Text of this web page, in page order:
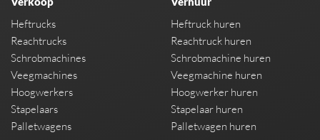
Heftrucks
Reachtrucks
Schrobmachines
Veegmachines
Hoogwerkers
Stapelaars
Palletwagens
Heftruck huren
Reachtruck huren
Schrobmachine huren
Veegmachine huren
Hoogwerker huren
Stapelaar huren
Palletwagen huren